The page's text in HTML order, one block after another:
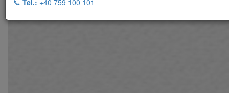
📞 Tel.: +40 759 100 101